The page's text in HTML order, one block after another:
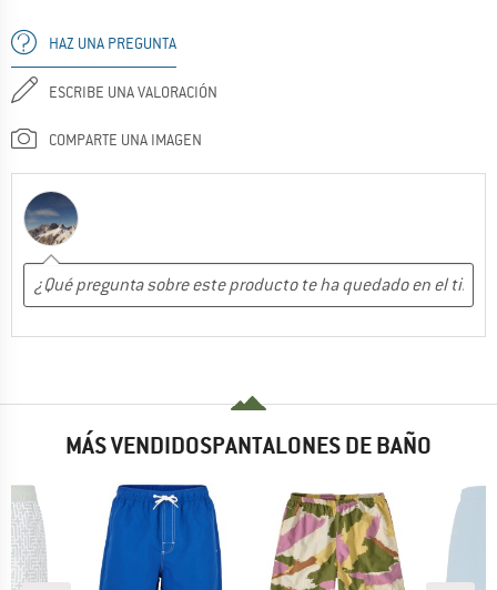
HAZ UNA PREGUNTA
ESCRIBE UNA VALORACIÓN
COMPARTE UNA IMAGEN
MÁS VENDIDOSPANTALONES DE BAÑO